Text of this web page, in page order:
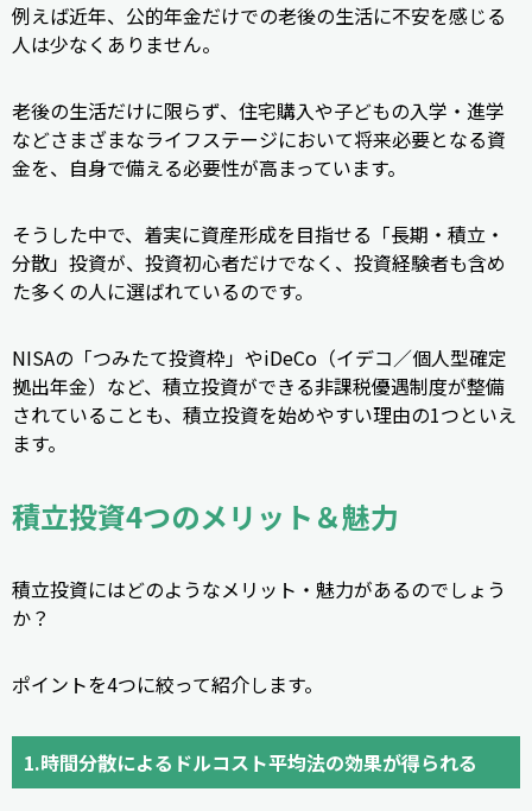
例えば近年、公的年金だけでの老後の生活に不安を感じる
人は少なくありません。
老後の生活だけに限らず、住宅購入や子どもの入学・進学
などさまざまなライフステージにおいて将来必要となる資
金を、自身で備える必要性が高まっています。
そうした中で、着実に資産形成を目指せる「長期・積立・
分散」投資が、投資初心者だけでなく、投資経験者も含め
た多くの人に選ばれているのです。
NISAの「つみたて投資枠」やiDeCo（イデコ／個人型確定
拠出年金）など、積立投資ができる非課税優遇制度が整備
されていることも、積立投資を始めやすい理由の1つといえ
ます。
積立投資4つのメリット＆魅力
積立投資にはどのようなメリット・魅力があるのでしょう
か？
ポイントを4つに絞って紹介します。
1.時間分散によるドルコスト平均法の効果が得られる